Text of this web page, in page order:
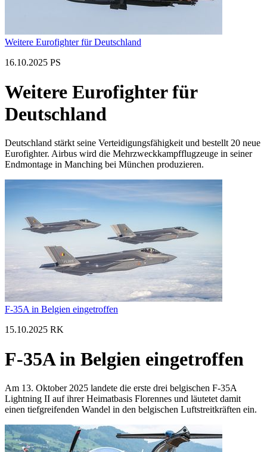
Weitere Eurofighter für Deutschland
16.10.2025 PS
Weitere Eurofighter für
Deutschland
Deutschland stärkt seine Verteidigungsfähigkeit und bestellt 20 neue
Eurofighter. Airbus wird die Mehrzweckkampfflugzeuge in seiner
Endmontage in Manching bei München produzieren.
F-35A in Belgien eingetroffen
15.10.2025 RK
F-35A in Belgien eingetroffen
Am 13. Oktober 2025 landete die erste drei belgischen F-35A
Lightning II auf ihrer Heimatbasis Florennes und läutetet damit
einen tiefgreifenden Wandel in den belgischen Luftstreitkräften ein.